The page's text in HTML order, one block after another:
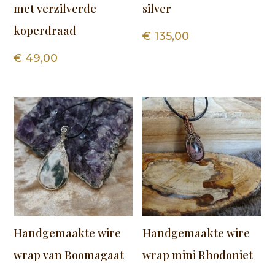
met verzilverde
koperdraad
€ 49,00
silver
€ 135,00
Handgemaakte wire
wrap van Boomagaat
Handgemaakte wire
wrap mini Rhodoniet